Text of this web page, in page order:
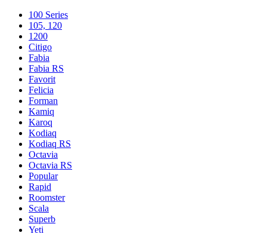
100 Series
105, 120
1200
Citigo
Fabia
Fabia RS
Favorit
Felicia
Forman
Kamiq
Karoq
Kodiaq
Kodiaq RS
Octavia
Octavia RS
Popular
Rapid
Roomster
Scala
Superb
Yeti